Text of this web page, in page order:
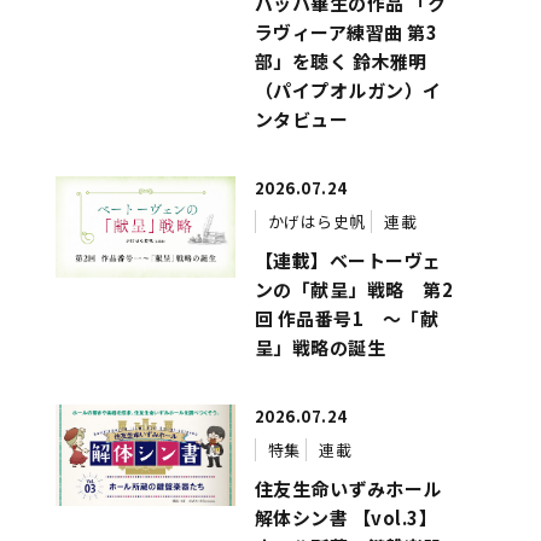
ラヴィーア練習曲 第3
部」を聴く 鈴木雅明
（パイプオルガン）イ
ンタビュー
2026.07.24
かげはら史帆
連載
【連載】ベートーヴェ
ンの「献呈」戦略 第2
回 作品番号1 ～「献
呈」戦略の誕生
2026.07.24
特集
連載
住友生命いずみホール
解体シン書 【vol.3】